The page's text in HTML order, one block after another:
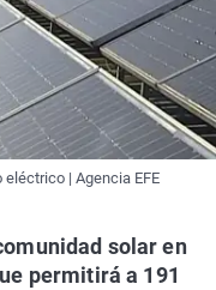
| Agencia EFE
solar en
permitirá a 191